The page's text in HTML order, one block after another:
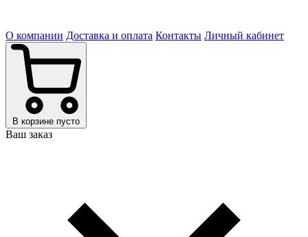
О компании Доставка и оплата Контакты Личный кабинет
В корзине пусто
Ваш заказ